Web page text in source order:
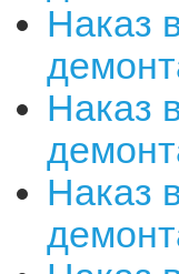
Наказ
Наказ
Наказ